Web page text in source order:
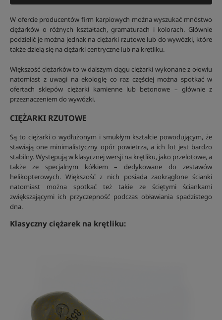
W ofercie producentów firm karpiowych można wyszukać mnóstwo
ciężarków o różnych kształtach, gramaturach i kolorach. Głównie
podzielić je można jednak na ciężarki rzutowe lub do wywózki, które
także dzielą się na ciężarki centryczne lub na krętliku.
Większość ciężarków to w dalszym ciągu ciężarki wykonane z ołowiu
natomiast z uwagi na ekologię co raz częściej można spotkać w
ofertach sklepów ciężarki kamienne lub betonowe – głównie z
przeznaczeniem do wywózki.
CIĘŻARKI RZUTOWE
Są to ciężarki o wydłużonym i smukłym kształcie powodującym, że
stawiają one minimalistyczny opór powietrza, a ich lot jest bardzo
stabilny. Występują w klasycznej wersji na krętliku, jako przelotowe, a
także ze specjalnym kółkiem – dedykowane do zestawów
helikopterowych. Większość z nich posiada zaokrąglone ścianki
natomiast można spotkać też takie ze ściętymi ściankami
zwiększającymi ich przyczepność podczas obławiania spadzistego
dna.
Klasyczny ciężarek na krętliku: